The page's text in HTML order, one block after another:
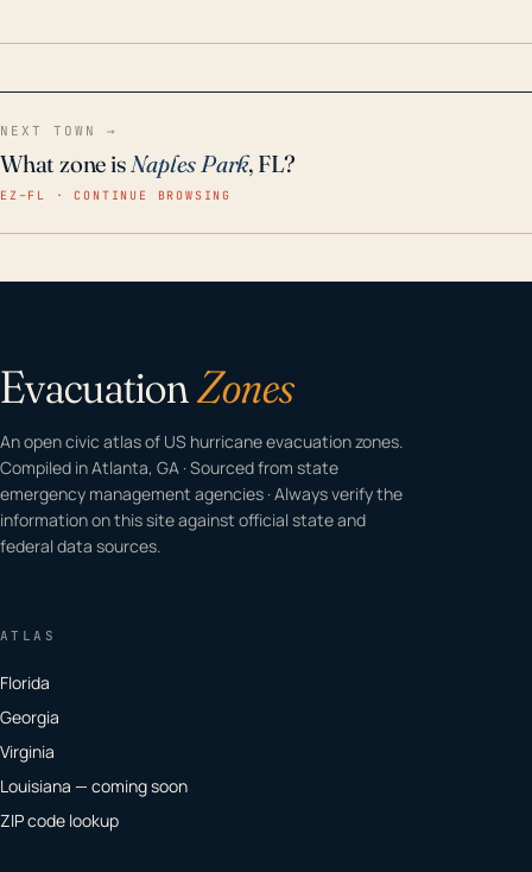
en situaciones de emergencia.
NEXT TOWN →
What zone isNaples Park, FL?
EZ–FL · CONTINUE BROWSING
EvacuationZones
An open civic atlas of US hurricane evacuation zones.
Compiled in Atlanta, GA · Sourced from state
emergency management agencies · Always verify the
information on this site against official state and
federal data sources.
ATLAS
Florida
Georgia
Virginia
Louisiana — coming soon
ZIP code lookup